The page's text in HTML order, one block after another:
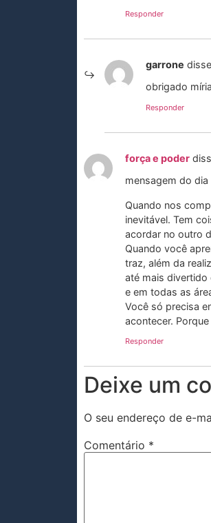
Responder
garrone
obrigado
Responder
força e poder
mensagem do dia
Quando nos
inevitável. Tem
acordar no outro
Quando você
traz, além da
até mais divertido
e em todas as
Você só precisa
acontecer.
Responder
Deixe um
O seu endereço de e-
Comentário *